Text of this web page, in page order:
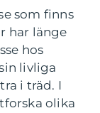
som finns
har länge
hos
livliga
i träd. I
olika